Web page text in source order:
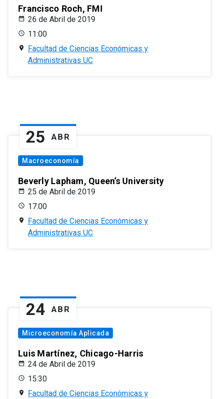
Francisco Roch, FMI
26 de Abril de 2019
11:00
Facultad de Ciencias Económicas y
Administrativas UC
25 ABR
Macroeconomía
Beverly Lapham, Queen’s University
25 de Abril de 2019
17:00
Facultad de Ciencias Económicas y
Administrativas UC
24 ABR
Microeconomía Aplicada
Luis Martínez, Chicago-Harris
24 de Abril de 2019
15:30
Facultad de Ciencias Económicas y